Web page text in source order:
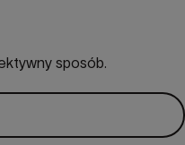
sposób.